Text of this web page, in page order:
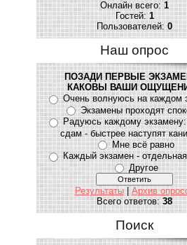
Онлайн всего:1
Гостей:1
Пользователей:0
Наш опрос
ПОЗАДИ ПЕРВЫЕ
КАКОВЫ ВАШИ
Очень волнуюсь на каждом
Экзамены проходят
Радуюсь каждому
сдам - быстрее наступят
Мне всё равно
Каждый экзамен -
Другое
Результаты|Архив
Всего ответов:38
Поиск